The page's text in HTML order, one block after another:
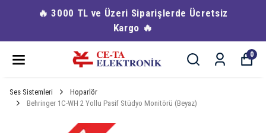
🔥 3000 TL ve Üzeri Siparişlerde Ücretsiz
Kargo 🔥
0
Ses Sistemleri
Hoparlör
Behringer 1C-WH 2 Yollu Pasif Stüdyo Monitörü (Beyaz)